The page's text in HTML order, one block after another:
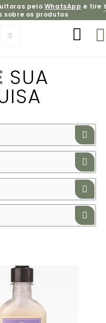
peloWhatsAppe tire suas
os produtos
SUA